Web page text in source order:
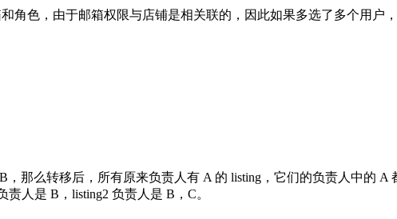
色，由于邮箱权限与店铺是相关联的，因此如果多选了多个用户
那么转移后，所有原来负责人有 A 的 listing，它们的负责人中的 A
人是 B，listing2 负责人是 B，C。